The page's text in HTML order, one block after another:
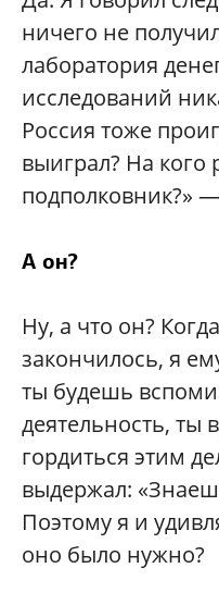
ничего не
лаборатория
исследований
Россия тоже
выиграл? На кого
подполковник?»
А он?
Ну, а что он?
закончилось, я
ты будешь
деятельность, ты
гордиться этим
выдержал:
Поэтому я и
оно было нужно?